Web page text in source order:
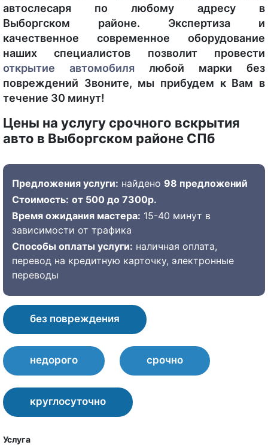
автослесаря по любому адресу в
Выборгском районе. Экспертиза и
качественное современное оборудование
наших специалистов позволит провести
открытие автомобиля любой марки без
повреждений Звоните, мы прибудем к Вам в
течение 30 минут!
Цены на услугу срочного вскрытия
авто в Выборгском районе СПб
Предложения услуги: найдено 98 предложений
Стоимость: от 500 до 7300р.
Время ожидания мастера: 15-40 минут в
зависимости от трафика
Способы оплаты услуги: наличная оплата,
перевод на кредитную карточку, электронные
переводы
без повреждения
недорого срочно
круглосуточно
Услуга